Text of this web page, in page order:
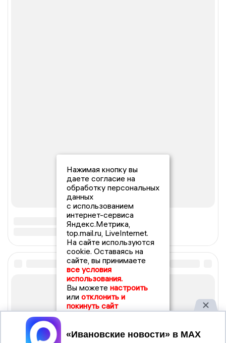
Нажимая кнопку вы
даете согласие на
обработку персональных
данных
с использованием
интернет-сервиса
Яндекс.Метрика,
top.mail.ru, LiveInternet.
На сайте используются
cookie. Оставаясь на
сайте, вы принимаете
все условия
использования.
Вы можете настроить
или отклонить и
покинуть сайт
Принять